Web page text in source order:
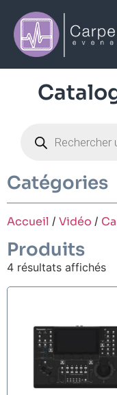
Catégories
Accueil / Vidéo /
Produits
4 résultats affichés